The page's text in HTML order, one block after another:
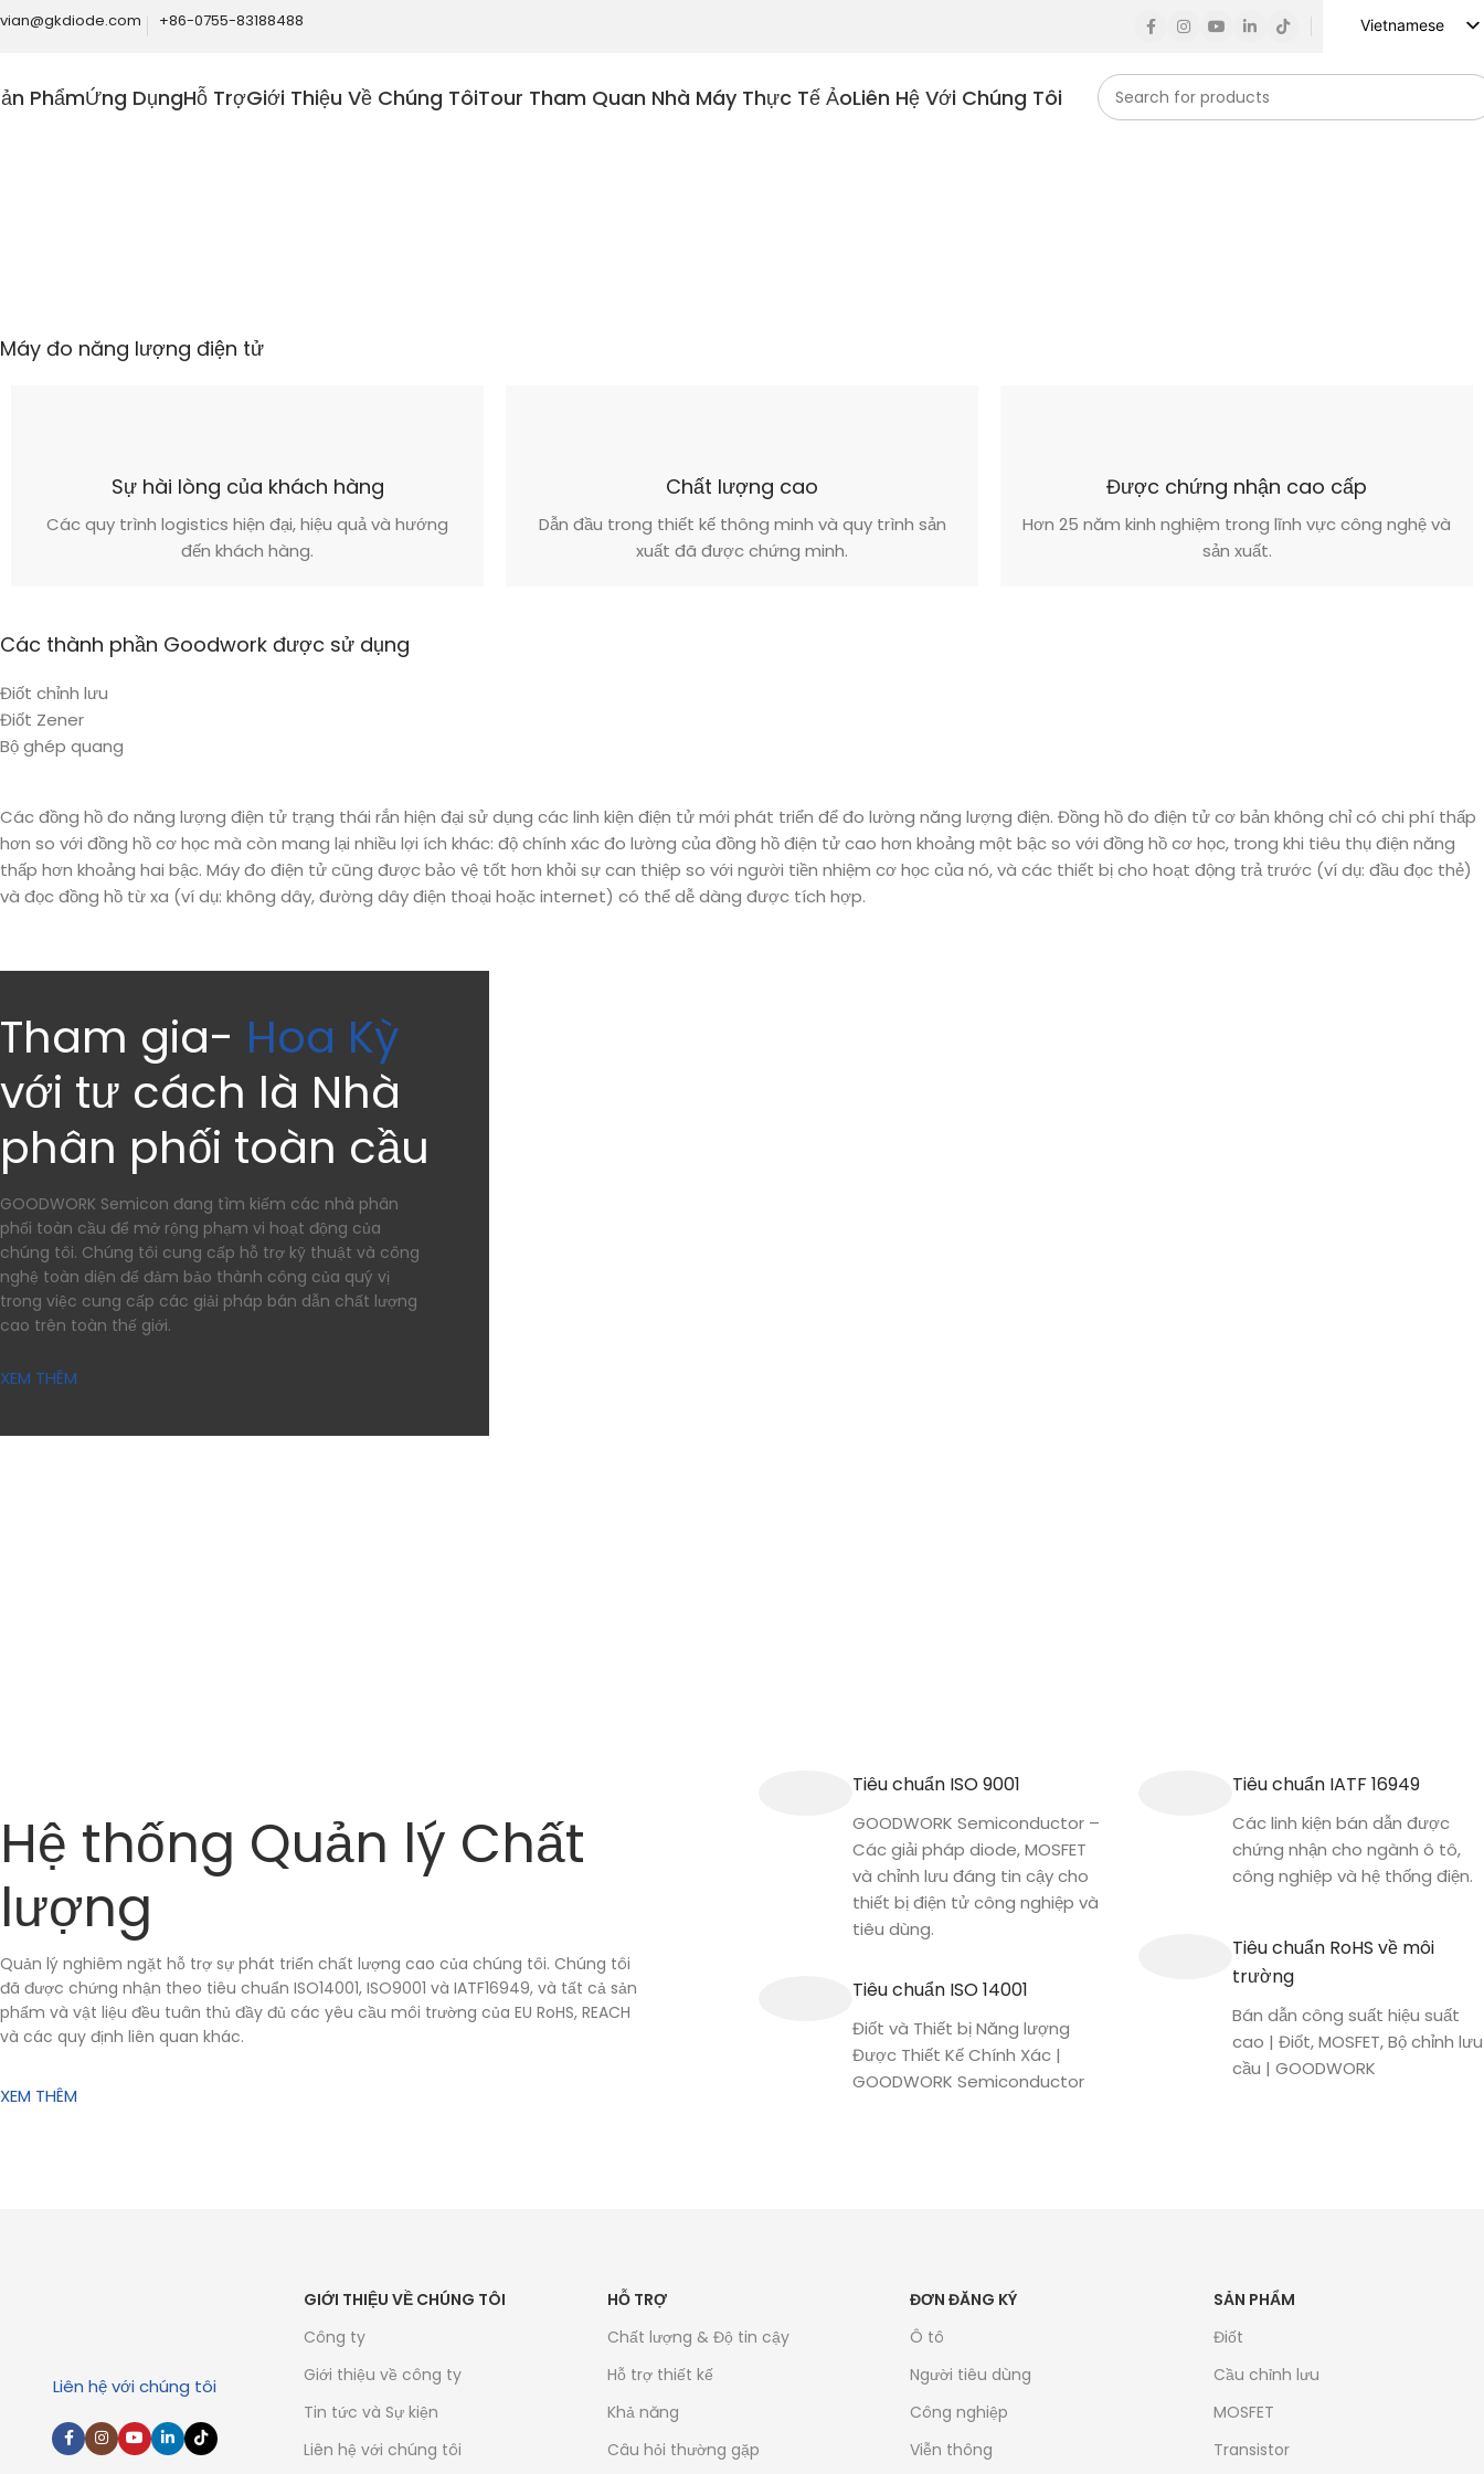
+86-0755-83188488
Vietnamese
PhẩmỨng DụngHỗ TrợGiới Thiệu Về Chúng TôiTour Tham Quan Nhà Máy Thực Tế ẢoLiên Hệ Với Chúng Tôi
Máy đo năng lượng điện tử
Sự hài lòng của khách hàng
Các quy trình logistics hiện đại, hiệu quả và hướng
đến khách hàng.
Chất lượng cao
Dẫn đầu trong thiết kế thông minh và quy trình sản
xuất đã được chứng minh.
Được chứng nhận cao cấp
Hơn 25 năm kinh nghiệm trong lĩnh vực công nghệ và
sản xuất.
Các thành phần Goodwork được sử dụng
Điốt chỉnh lưu
Điốt Zener
Bộ ghép quang
Các đồng hồ đo năng lượng điện tử trạng thái rắn hiện đại sử dụng các linh kiện điện tử mới phát triển để đo lường năng lượng điện. Đồng hồ đo điện tử cơ bản không chỉ có chi phí thấp
hơn so với đồng hồ cơ học mà còn mang lại nhiều lợi ích khác: độ chính xác đo lường của đồng hồ điện tử cao hơn khoảng một bậc so với đồng hồ cơ học, trong khi tiêu thụ điện năng
thấp hơn khoảng hai bậc. Máy đo điện tử cũng được bảo vệ tốt hơn khỏi sự can thiệp so với người tiền nhiệm cơ học của nó, và các thiết bị cho hoạt động trả trước (ví dụ: đầu đọc thẻ)
và đọc đồng hồ từ xa (ví dụ: không dây, đường dây điện thoại hoặc internet) có thể dễ dàng được tích hợp.
Tham gia- Hoa Kỳ
với tư cách là Nhà
phân phối toàn cầu
GOODWORK Semicon đang tìm kiếm các nhà phân
phối toàn cầu để mở rộng phạm vi hoạt động của
chúng tôi. Chúng tôi cung cấp hỗ trợ kỹ thuật và công
nghệ toàn diện để đảm bảo thành công của quý vị
trong việc cung cấp các giải pháp bán dẫn chất lượng
cao trên toàn thế giới.
XEM THÊM
Hệ thống Quản lý Chất
lượng
Quản lý nghiêm ngặt hỗ trợ sự phát triển chất lượng cao của chúng tôi. Chúng tôi
đã được chứng nhận theo tiêu chuẩn ISO14001, ISO9001 và IATF16949, và tất cả sản
phẩm và vật liệu đều tuân thủ đầy đủ các yêu cầu môi trường của EU RoHS, REACH
và các quy định liên quan khác.
XEM THÊM
Tiêu chuẩn ISO 9001
GOODWORK Semiconductor –
Các giải pháp diode, MOSFET
và chỉnh lưu đáng tin cậy cho
thiết bị điện tử công nghiệp và
tiêu dùng.
Tiêu chuẩn ISO 14001
Điốt và Thiết bị Năng lượng
Được Thiết Kế Chính Xác |
GOODWORK Semiconductor
Tiêu chuẩn IATF 16949
Các linh kiện bán dẫn được
chứng nhận cho ngành ô tô,
công nghiệp và hệ thống điện.
Tiêu chuẩn RoHS về môi
trường
Bán dẫn công suất hiệu suất
cao | Điốt, MOSFET, Bộ chỉnh lưu
cầu | GOODWORK
Liên hệ với chúng tôi
GIỚI THIỆU VỀ CHÚNG TÔI
Công ty
Giới thiệu về công ty
Tin tức và Sự kiện
Liên hệ với chúng tôi
HỖ TRỢ
Chất lượng & Độ tin cậy
Hỗ trợ thiết kế
Khả năng
Câu hỏi thường gặp
ĐƠN ĐĂNG KÝ
Ô tô
Người tiêu dùng
Công nghiệp
Viễn thông
SẢN PHẨM
Điốt
Cầu chỉnh lưu
MOSFET
Transistor